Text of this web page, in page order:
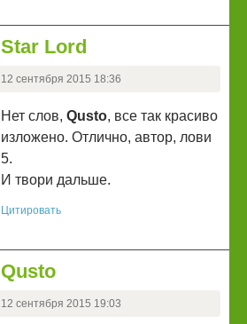
Star Lord
12 сентября 2015 18:36
Нет слов, Qusto, все так красиво
изложено. Отлично, автор, лови
5.
И твори дальше.
Цитировать
Qusto
12 сентября 2015 19:03